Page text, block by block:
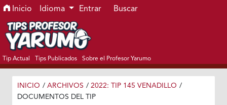
Ir al menú de navegación principal
Ir al contenido principal
Ir al pie de página del sitio
Inicio Idioma Entrar Buscar
Tip Actual Tips Publicados Sobre el Profesor Yarumo
INICIO / ARCHIVOS / 2022: TIP 145 VENADILLO /
DOCUMENTOS DEL TIP